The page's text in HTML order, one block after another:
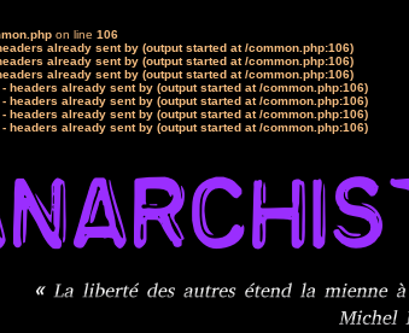
on line 106
already sent by (output started at /common.php:106)
already sent by (output started at /common.php:106)
already sent by (output started at /common.php:106)
headers already sent by (output started at /common.php:106)
headers already sent by (output started at /common.php:106)
headers already sent by (output started at /common.php:106)
headers already sent by (output started at /common.php:106)